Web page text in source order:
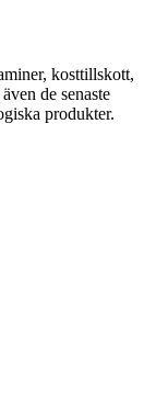
kosttillskott,
de senaste
produkter.